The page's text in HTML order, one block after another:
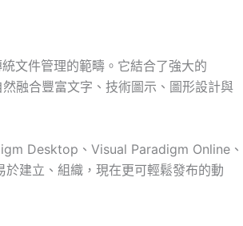
統文件管理的範疇。它結合了強大的
融合豐富文字、技術圖示、圖形設計與
Desktop、Visual Paradigm Online、
建立、組織，現在更可輕鬆發布的動